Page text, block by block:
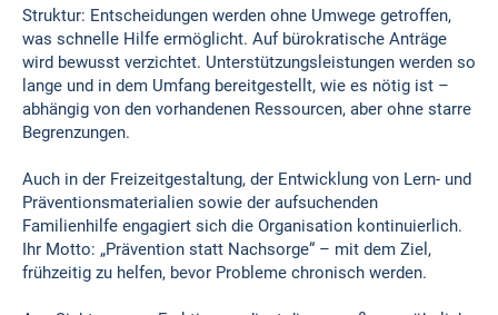
Struktur: Entscheidungen werden ohne Umwege getroffen,
was schnelle Hilfe ermöglicht. Auf bürokratische Anträge
wird bewusst verzichtet. Unterstützungsleistungen werden so
lange und in dem Umfang bereitgestellt, wie es nötig ist –
abhängig von den vorhandenen Ressourcen, aber ohne starre
Begrenzungen.
Auch in der Freizeitgestaltung, der Entwicklung von Lern- und
Präventionsmaterialien sowie der aufsuchenden
Familienhilfe engagiert sich die Organisation kontinuierlich.
Ihr Motto: „Prävention statt Nachsorge“ – mit dem Ziel,
frühzeitig zu helfen, bevor Probleme chronisch werden.